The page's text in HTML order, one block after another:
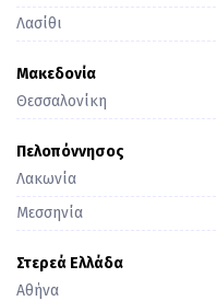
Λασίθι
Μακεδονία
Θεσσαλονίκη
Πελοπόννησος
Λακωνία
Μεσσηνία
Στερεά Ελλάδα
Αθήνα